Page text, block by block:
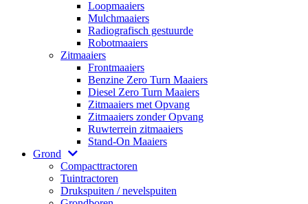
Loopmaaiers
Mulchmaaiers
Radiografisch gestuurde
Robotmaaiers
Zitmaaiers
Frontmaaiers
Benzine Zero Turn Maaiers
Diesel Zero Turn Maaiers
Zitmaaiers met Opvang
Zitmaaiers zonder Opvang
Ruwterrein zitmaaiers
Stand-On Maaiers
Grond
Compacttractoren
Tuintractoren
Drukspuiten / nevelspuiten